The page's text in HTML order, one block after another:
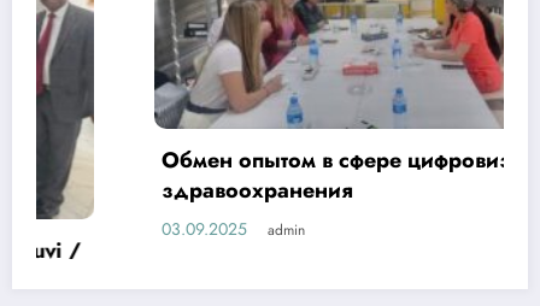
Обмен опытом в сфере цифровизации
здравоохранения
admin